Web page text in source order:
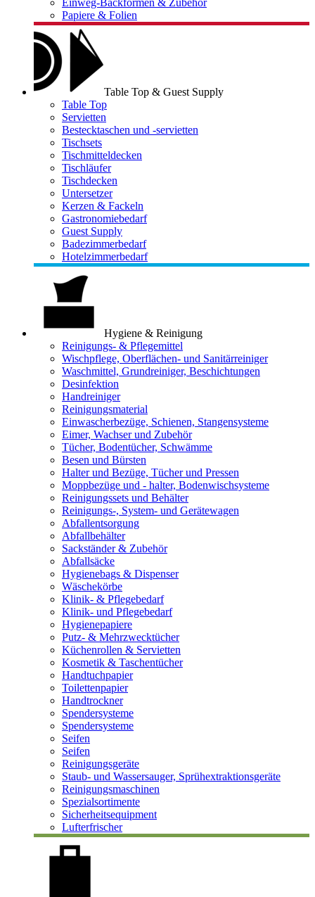
Einweg-Backformen & Zubehör
Papiere & Folien
Table Top & Guest Supply
Table Top
Servietten
Bestecktaschen und -servietten
Tischsets
Tischmitteldecken
Tischläufer
Tischdecken
Untersetzer
Kerzen & Fackeln
Gastronomiebedarf
Guest Supply
Badezimmerbedarf
Hotelzimmerbedarf
Hygiene & Reinigung
Reinigungs- & Pflegemittel
Wischpflege, Oberflächen- und Sanitärreiniger
Waschmittel, Grundreiniger, Beschichtungen
Desinfektion
Handreiniger
Reinigungsmaterial
Einwascherbezüge, Schienen, Stangensysteme
Eimer, Wachser und Zubehör
Tücher, Bodentücher, Schwämme
Besen und Bürsten
Halter und Bezüge, Tücher und Pressen
Moppbezüge und - halter, Bodenwischsysteme
Reinigungssets und Behälter
Reinigungs-, System- und Gerätewagen
Abfallentsorgung
Abfallbehälter
Sackständer & Zubehör
Abfallsäcke
Hygienebags & Dispenser
Wäschekörbe
Klinik- & Pflegebedarf
Klinik- und Pflegebedarf
Hygienepapiere
Putz- & Mehrzwecktücher
Küchenrollen & Servietten
Kosmetik & Taschentücher
Handtuchpapier
Toilettenpapier
Handtrockner
Spendersysteme
Spendersysteme
Seifen
Seifen
Reinigungsgeräte
Staub- und Wassersauger, Sprühextraktionsgeräte
Reinigungsmaschinen
Spezialsortimente
Sicherheitsequipment
Lufterfrischer